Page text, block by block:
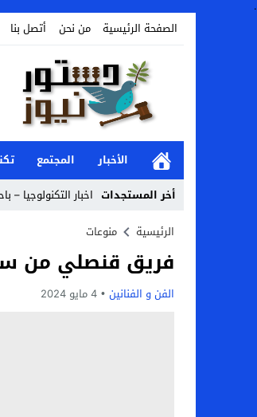
.
الصفحة الرئيسية
من نحن أتصل بنا
الأخبار المجتمع
أخر المستجدات اخبار التكنولوجيا –
Stop
Previous
Next
الرئيسية منوعات
فريق قنصلي من
الفن و الفنانين 4 مايو 2024